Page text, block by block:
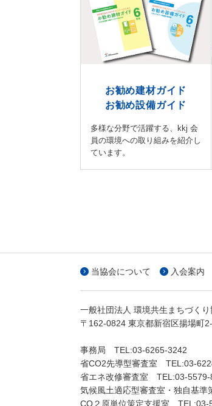
お勧め建材ガイド
お勧め設備ガイド
多様な分野で活躍する、kkj 会
員の環境への取り組みを紹介し
ています。
当協会について 入会案内
一般社団法人 環境共生まちづくり
〒 162-0824 東京都新宿区揚場町
事務局 TEL:03-6265-3242
省CO2先導型審査室 TEL:03-
省エネ改修審査室 TEL:03-5579-
気候風土適応型審査室・独自基
CO２原単位策定支援室 TEL:03-